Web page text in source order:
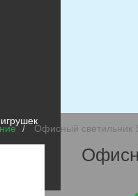
Офисный светильник